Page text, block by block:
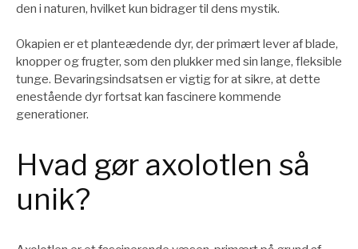
den i naturen, hvilket kun bidrager til dens mystik.
Okapien er et planteædende dyr, der primært lever af blade,
knopper og frugter, som den plukker med sin lange, fleksible
tunge. Bevaringsindsatsen er vigtig for at sikre, at dette
enestående dyr fortsat kan fascinere kommende
generationer.
Hvad gør axolotlen så
unik?